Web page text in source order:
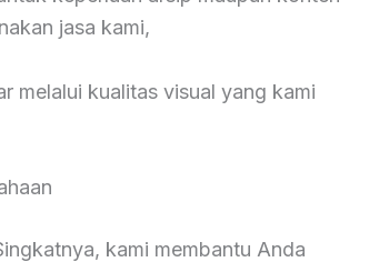
jasa kami,
melalui kualitas visual yang kami
kami membantu Anda